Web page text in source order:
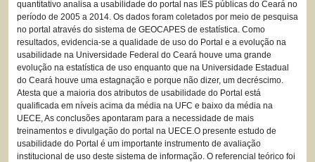
quantitativo analisa a usabilidade do portal nas IES públicas do Ceará no
período de 2005 a 2014. Os dados foram coletados por meio de pesquisa
no portal através do sistema de GEOCAPES de estatística. Como
resultados, evidencia-se a qualidade de uso do Portal e a evolução na
usabilidade na Universidade Federal do Ceará houve uma grande
evolução na estatística de uso enquanto que na Universidade Estadual
do Ceará houve uma estagnação e porque não dizer, um decréscimo.
Atesta que a maioria dos atributos de usabilidade do Portal está
qualificada em níveis acima da média na UFC e baixo da média na
UECE, As conclusões apontaram para a necessidade de mais
treinamentos e divulgação do portal na UECE.O presente estudo de
usabilidade do Portal é um importante instrumento de avaliação
institucional de uso deste sistema de informação. O referencial teórico foi